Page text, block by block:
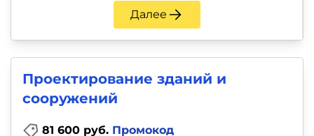
Далее
Проектирование зданий и
сооружений
81 600 руб. Промокод